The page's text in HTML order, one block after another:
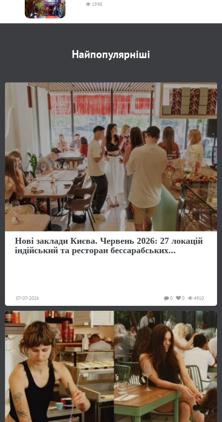
1998
Найпопулярніші
Нові заклади Києва. Червень 2026: 27 локацій
індійський та ресторан бессарабських...
07-07-2026 4910
0
0